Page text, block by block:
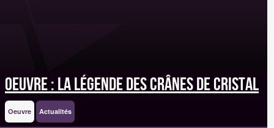
Oeuvre : La légende des crânes de cristal
Oeuvre Actualités